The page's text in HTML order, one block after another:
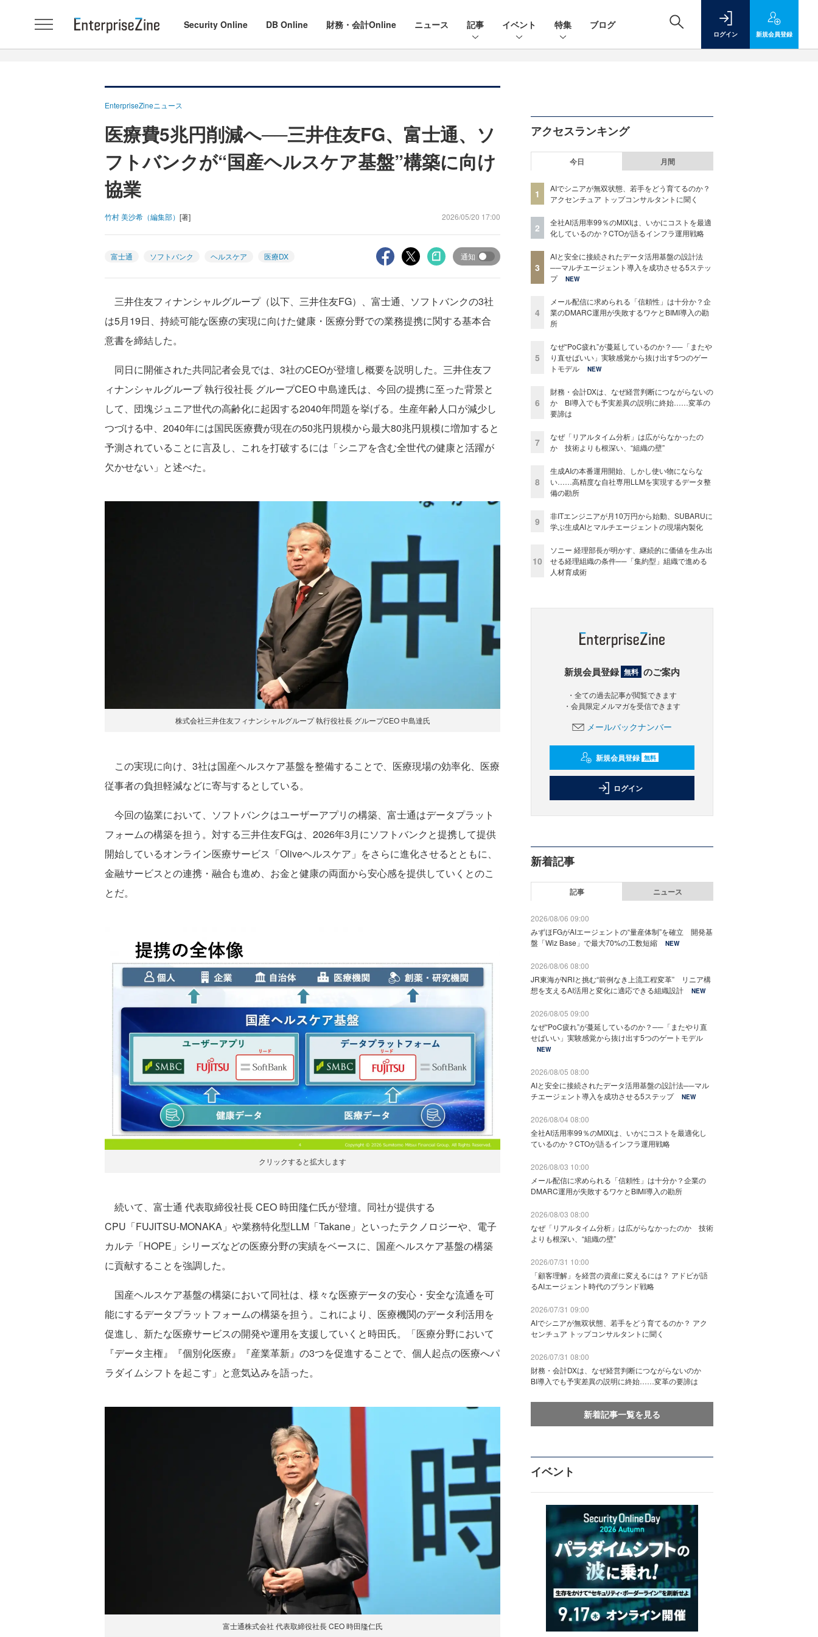
Security Online DB Online 財務・会計Online ニュース 記事 イベント 特集 ブログ
ログイン 新規会員登録
EnterpriseZineニュース
医療費5兆円削減へ──三井住友FG、富士通、ソ
フトバンクが“国産ヘルスケア基盤”構築に向け
協業
竹村 美沙希（編集部） [著] 2026/05/20 17:00
富士通 ソフトバンク ヘルスケア 医療DX 通知
三井住友フィナンシャルグループ（以下、三井住友FG）、富士通、ソフトバンクの3社
は5月19日、持続可能な医療の実現に向けた健康・医療分野での業務提携に関する基本合
意書を締結した。
同日に開催された共同記者会見では、3社のCEOが登壇し概要を説明した。三井住友フ
ィナンシャルグループ 執行役社長 グループCEO 中島達氏は、今回の提携に至った背景と
して、団塊ジュニア世代の高齢化に起因する2040年問題を挙げる。生産年齢人口が減少し
つづける中、2040年には国民医療費が現在の50兆円規模から最大80兆円規模に増加すると
予測されていることに言及し、これを打破するには「シニアを含む全世代の健康と活躍が
欠かせない」と述べた。
株式会社三井住友フィナンシャルグループ 執行役社長 グループCEO 中島達氏
この実現に向け、3社は国産ヘルスケア基盤を整備することで、医療現場の効率化、医療
従事者の負担軽減などに寄与するとしている。
今回の協業において、ソフトバンクはユーザーアプリの構築、富士通はデータプラット
フォームの構築を担う。対する三井住友FGは、2026年3月にソフトバンクと提携して提供
開始しているオンライン医療サービス「Oliveヘルスケア」をさらに進化させるとともに、
金融サービスとの連携・融合も進め、お金と健康の両面から安心感を提供していくとのこ
とだ。
クリックすると拡大します
続いて、富士通 代表取締役社長 CEO 時田隆仁氏が登壇。同社が提供する
CPU「FUJITSU-MONAKA」や業務特化型LLM「Takane」といったテクノロジーや、電子
カルテ「HOPE」シリーズなどの医療分野の実績をベースに、国産ヘルスケア基盤の構築
に貢献することを強調した。
国産ヘルスケア基盤の構築において同社は、様々な医療データの安心・安全な流通を可
能にするデータプラットフォームの構築を担う。これにより、医療機関のデータ利活用を
促進し、新たな医療サービスの開発や運用を支援していくと時田氏。「医療分野において
『データ主権』『個別化医療』『産業革新』の3つを促進することで、個人起点の医療へパ
ラダイムシフトを起こす」と意気込みを語った。
富士通株式会社 代表取締役社長 CEO 時田隆仁氏
アクセスランキング
今日 月間
1
AIでシニアが無双状態、若手をどう育てるのか？
アクセンチュア トップコンサルタントに聞く
2
全社AI活用率99％のMIXIは、いかにコストを最適
化しているのか？CTOが語るインフラ運用戦略
3
AIと安全に接続されたデータ活用基盤の設計法
──マルチエージェント導入を成功させる5ステッ
プ
NEW
4
メール配信に求められる「信頼性」は十分か？企
業のDMARC運用が失敗するワケとBIMI導入の勘
所
5
なぜ“PoC疲れ”が蔓延しているのか？──「またや
り直せばいい」実験感覚から抜け出す5つのゲー
トモデル
NEW
6
財務・会計DXは、なぜ経営判断につながらないの
か BI導入でも予実差異の説明に終始……変革の
要諦は
7
なぜ「リアルタイム分析」は広がらなかったの
か 技術よりも根深い、“組織の壁”
8
生成AIの本番運用開始、しかし使い物にならな
い……高精度な自社専用LLMを実現するデータ整
備の勘所
9
非ITエンジニアが月10万円から始動、SUBARUに
学ぶ生成AIとマルチエージェントの現場内製化
10
ソニー 経理部長が明かす、継続的に価値を生み出
せる経理組織の条件──「集約型」組織で進める
人材育成術
新規会員登録 無料 のご案内
・全ての過去記事が閲覧できます
・会員限定メルマガを受信できます
メールバックナンバー
新規会員登録 無料
ログイン
新着記事
記事 ニュース
2026/08/06 09:00
みずほFGがAIエージェントの“量産体制”を確立 開発基
盤「Wiz Base」で最大70%の工数短縮
NEW
2026/08/06 08:00
JR東海がNRIと挑む“前例なき上流工程変革” リニア構
想を支えるAI活用と変化に適応できる組織設計
NEW
2026/08/05 09:00
なぜ“PoC疲れ”が蔓延しているのか？──「またやり直
せばいい」実験感覚から抜け出す5つのゲートモデル
NEW
2026/08/05 08:00
AIと安全に接続されたデータ活用基盤の設計法──マル
チエージェント導入を成功させる5ステップ
NEW
2026/08/04 08:00
全社AI活用率99％のMIXIは、いかにコストを最適化し
ているのか？CTOが語るインフラ運用戦略
2026/08/03 10:00
メール配信に求められる「信頼性」は十分か？企業の
DMARC運用が失敗するワケとBIMI導入の勘所
2026/08/03 08:00
なぜ「リアルタイム分析」は広がらなかったのか 技術
よりも根深い、“組織の壁”
2026/07/31 10:00
「顧客理解」を経営の資産に変えるには？ アドビが語
るAIエージェント時代のブランド戦略
2026/07/31 09:00
AIでシニアが無双状態、若手をどう育てるのか？ アク
センチュア トップコンサルタントに聞く
2026/07/31 08:00
財務・会計DXは、なぜ経営判断につながらないのか
BI導入でも予実差異の説明に終始……変革の要諦は
新着記事一覧を見る
イベント